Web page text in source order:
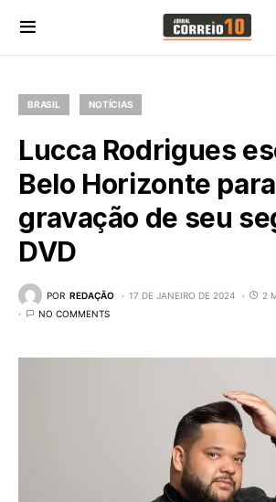
BRASIL NOTÍCIAS
Lucca Rodrigues
Belo Horizonte para
gravação de seu
DVD
POR REDAÇÃO 17 DE JANEIRO DE 2024
2
NO COMMENTS